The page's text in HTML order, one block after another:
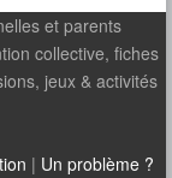
et parents
collective, fiches
jeux & activités
| Un problème ?